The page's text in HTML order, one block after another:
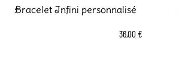
Bracelet Infini personnalisé
36,00 €